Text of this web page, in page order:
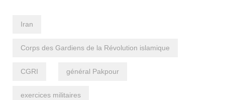
Iran
Corps des Gardiens de la Révolution islamique
CGRI général Pakpour
exercices militaires